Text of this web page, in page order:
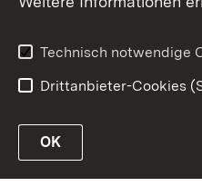
Technisch notwendige
Drittanbieter-Cookies
OK